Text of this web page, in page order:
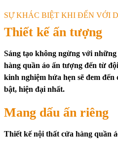
SỰ KHÁC BIỆT KHI ĐẾN VỚI
Thiết kế ấn tượng
Sáng tạo không ngừng với
hàng quần áo ấn tượng đến từ
kinh nghiệm hứa hẹn sẽ đem
bật, hiện đại nhất.
Mang dấu ấn riêng
Thiết kế nội thất cửa hàng quần